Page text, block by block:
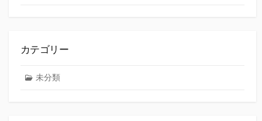
カテゴリー
未分類